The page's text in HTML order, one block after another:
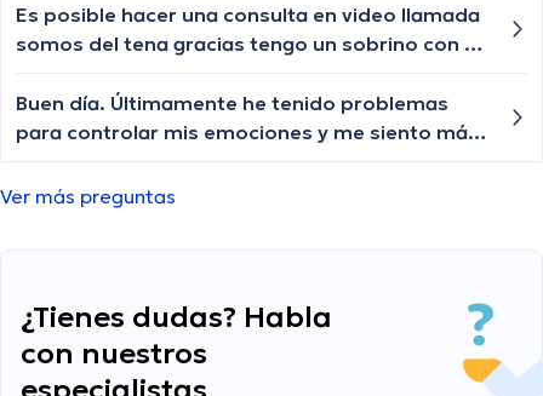
aliviarla?
Es posible hacer una consulta en video llamada
somos del tena gracias tengo un sobrino con un
iniciando la necrosis es urgente otra valoración
Buen día. Últimamente he tenido problemas
para controlar mis emociones y me siento más
Ver más preguntas
¿Tienes dudas? Habla
con nuestros